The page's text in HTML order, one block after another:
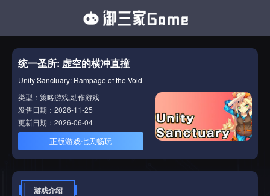
统一圣所: 虚空的横冲直撞
Unity Sanctuary: Rampage of the Void
类型：策略游戏,动作游戏
发售日期：2026-11-25
更新日期：2026-06-04
正版游戏七天畅玩
游戏介绍